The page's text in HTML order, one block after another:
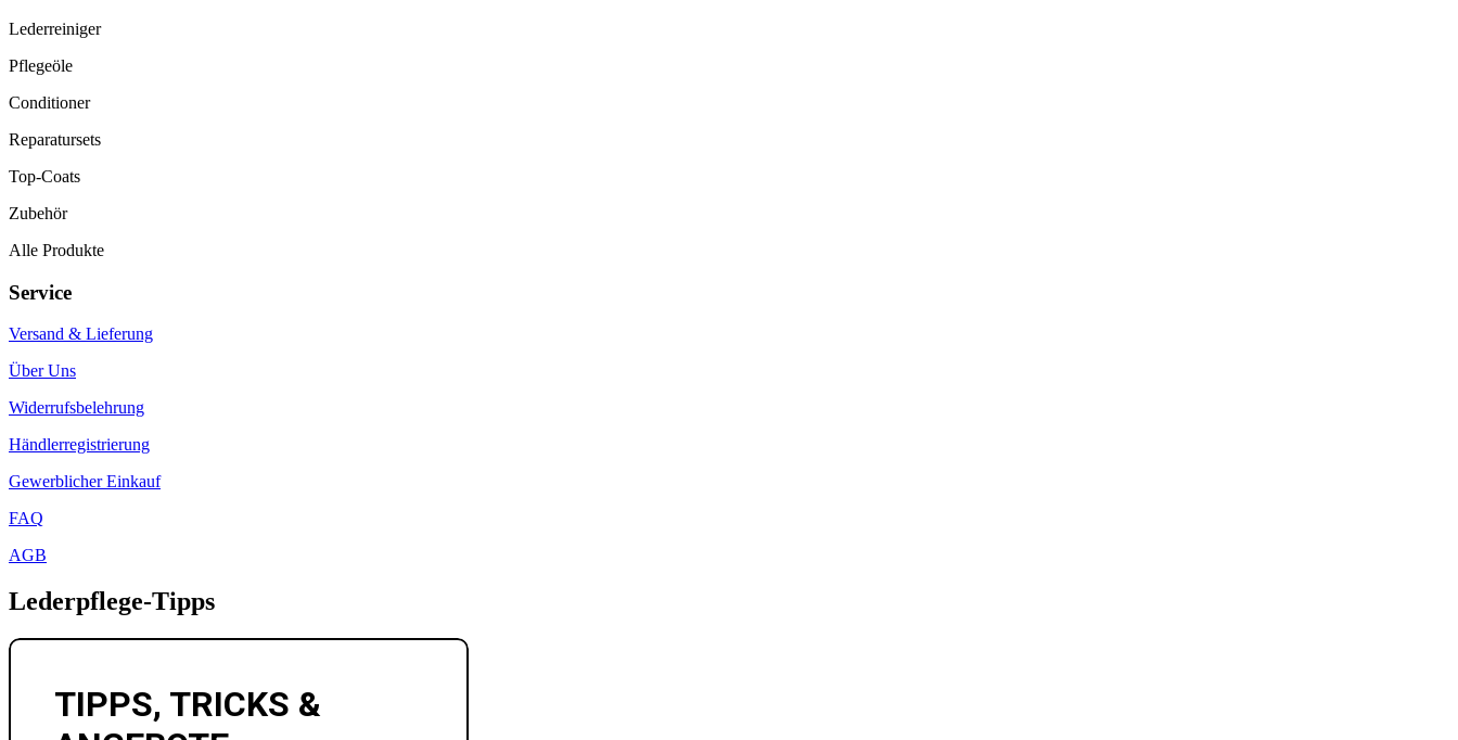
Lederreiniger
Pflegeöle
Conditioner
Reparatursets
Top-Coats
Zubehör
Alle Produkte
Service
Versand & Lieferung
Über Uns
Widerrufsbelehrung
Händlerregistrierung
Gewerblicher Einkauf
FAQ
AGB
Lederpflege-Tipps